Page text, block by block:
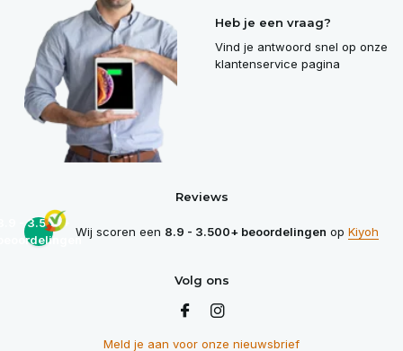
Heb je een vraag?
Vind je antwoord snel op onze
klantenservice pagina
Reviews
- 3.500+
Wij scoren een 8.9 - 3.500+ beoordelingen op Kiyoh
Volg ons
Meld je aan voor onze nieuwsbrief